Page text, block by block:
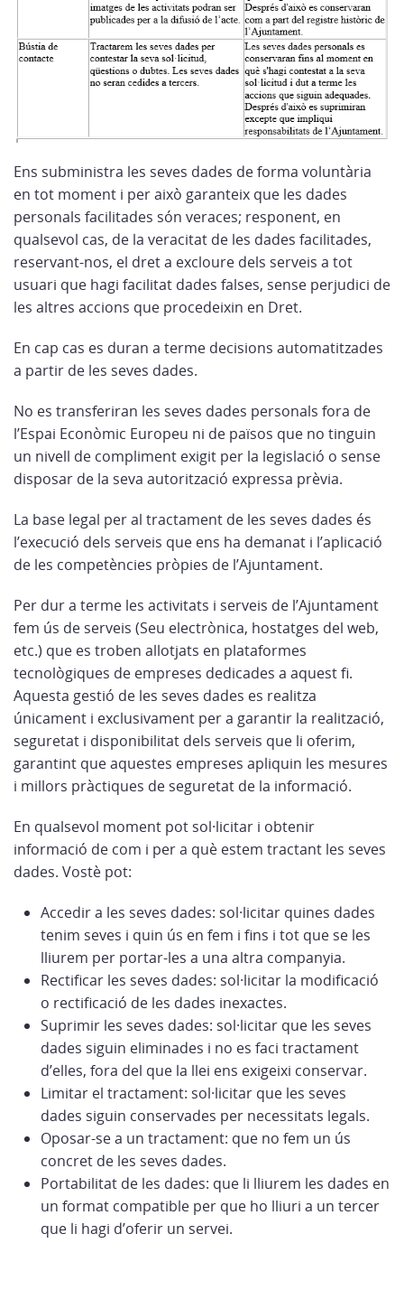
Ens subministra les seves dades de forma voluntària
en tot moment i per això garanteix que les dades
personals facilitades són veraces; responent, en
qualsevol cas, de la veracitat de les dades facilitades,
reservant-nos, el dret a excloure dels serveis a tot
usuari que hagi facilitat dades falses, sense perjudici de
les altres accions que procedeixin en Dret.
En cap cas es duran a terme decisions automatitzades
a partir de les seves dades.
No es transferiran les seves dades personals fora de
l’Espai Econòmic Europeu ni de països que no tinguin
un nivell de compliment exigit per la legislació o sense
disposar de la seva autorització expressa prèvia.
La base legal per al tractament de les seves dades és
l’execució dels serveis que ens ha demanat i l’aplicació
de les competències pròpies de l’Ajuntament.
Per dur a terme les activitats i serveis de l’Ajuntament
fem ús de serveis (Seu electrònica, hostatges del web,
etc.) que es troben allotjats en plataformes
tecnològiques de empreses dedicades a aquest fi.
Aquesta gestió de les seves dades es realitza
únicament i exclusivament per a garantir la realització,
seguretat i disponibilitat dels serveis que li oferim,
garantint que aquestes empreses apliquin les mesures
i millors pràctiques de seguretat de la informació.
En qualsevol moment pot sol·licitar i obtenir
informació de com i per a què estem tractant les seves
dades. Vostè pot:
Accedir a les seves dades: sol·licitar quines dades
tenim seves i quin ús en fem i fins i tot que se les
lliurem per portar-les a una altra companyia.
Rectificar les seves dades: sol·licitar la modificació
o rectificació de les dades inexactes.
Suprimir les seves dades: sol·licitar que les seves
dades siguin eliminades i no es faci tractament
d’elles, fora del que la llei ens exigeixi conservar.
Limitar el tractament: sol·licitar que les seves
dades siguin conservades per necessitats legals.
Oposar-se a un tractament: que no fem un ús
concret de les seves dades.
Portabilitat de les dades: que li lliurem les dades en
un format compatible per que ho lliuri a un tercer
que li hagi d’oferir un servei.